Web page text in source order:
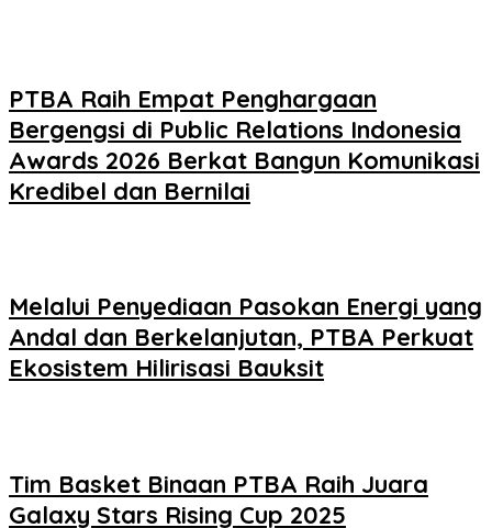
PTBA Raih Empat Penghargaan
Bergengsi di Public Relations Indonesia
Awards 2026 Berkat Bangun Komunikasi
Kredibel dan Bernilai
Melalui Penyediaan Pasokan Energi yang
Andal dan Berkelanjutan, PTBA Perkuat
Ekosistem Hilirisasi Bauksit
Tim Basket Binaan PTBA Raih Juara
Galaxy Stars Rising Cup 2025